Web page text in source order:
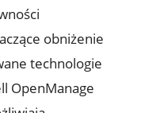
obniżenie
technologie
OpenManage